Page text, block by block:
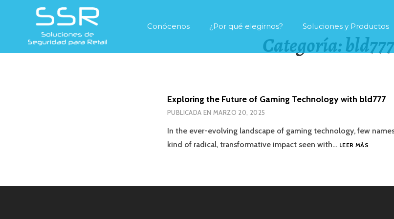
Conócenos ¿Por qué elegirnos? Soluciones y Productos
Categoría:bld777
Exploring the Future of Gaming Technology with bld777
PUBLICADA ENMARZO 20, 2025
In the ever-evolving landscape of gaming technology, few
kind of radical, transformative impact seen with… LEER MÁS